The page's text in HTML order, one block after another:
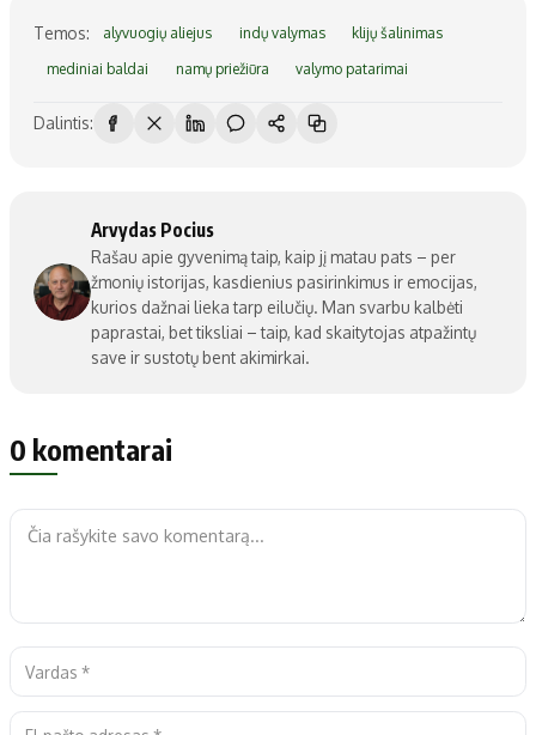
Temos: alyvuogių aliejus indų valymas klijų šalinimas
mediniai baldai namų priežiūra valymo patarimai
Dalintis:
Arvydas Pocius
Rašau apie gyvenimą taip, kaip jį matau pats – per
žmonių istorijas, kasdienius pasirinkimus ir emocijas,
kurios dažnai lieka tarp eilučių. Man svarbu kalbėti
paprastai, bet tiksliai – taip, kad skaitytojas atpažintų
save ir sustotų bent akimirkai.
0 komentarai